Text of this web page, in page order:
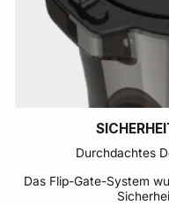
Durchdachtes
Das Flip-Gate-System